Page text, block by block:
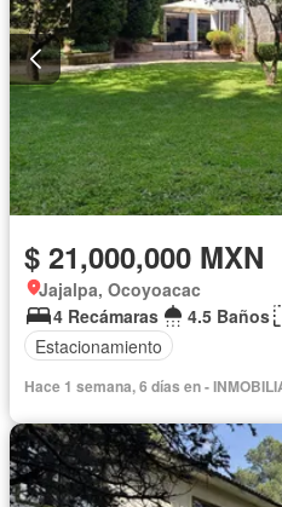
$ 21,000,000 MXN
Jajalpa, Ocoyoacac
4 Recámaras
4.5 Baños
Estacionamiento
Hace 1 semana, 6 días en -